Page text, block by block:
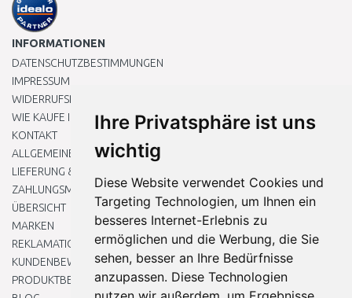
Ihre Privatsphäre ist uns
wichtig
Diese Website verwendet Cookies und
Targeting Technologien, um Ihnen ein
besseres Internet-Erlebnis zu
ermöglichen und die Werbung, die Sie
sehen, besser an Ihre Bedürfnisse
anzupassen. Diese Technologien
INFORMATIONEN
DATENSCHUTZBESTIMMUNGEN
IMPRESSUM
WIDERRUFSRECHT
WIE KAUFE ICH EIN?
KONTAKT
ALLGEMEINEN GESCHÄFTSBEDINGUNGEN
LIEFERUNG & ZAHLUNG
ZAHLUNGSMETHODEN
ÜBERSICHT
MARKEN
REKLAMATIONEN UND RETOUREN
KUNDENBEWERTUNG
PRODUKTBEWERTUNG